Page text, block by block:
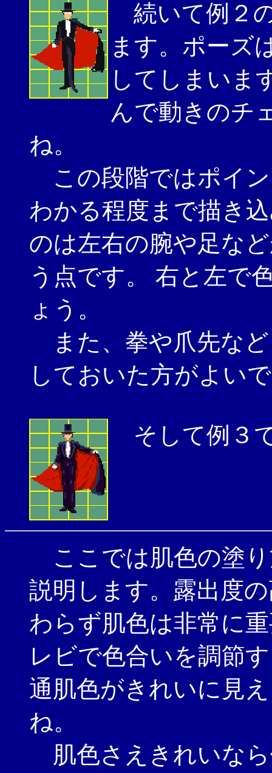
続いて例２
ます。ポーズ
してしまいま
んで動きのチ
ね。
この段階ではポイ
わかる程度まで描き
のは左右の腕や足な
う点です。 右と左で
ょう。
また、拳や爪先な
しておいた方がよい
そして例３
ここでは肌色の塗
説明します。露出度
わらず肌色は非常に
レビで色合いを調節
通肌色がきれいに見
ね。
肌色さえきれいな